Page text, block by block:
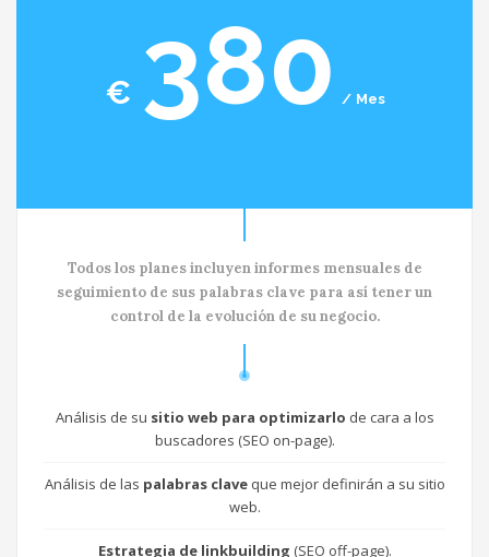
€ 380 Mes
Todos los planes incluyen informes mensuales de
seguimiento de sus palabras clave para así tener un
control de la evolución de su negocio.
Análisis de su sitio web para optimizarlo de cara a los
buscadores (SEO on-page).
Análisis de las palabras claveque mejor definirán a su sitio
web.
Estrategia de linkbuilding (SEO off-page).